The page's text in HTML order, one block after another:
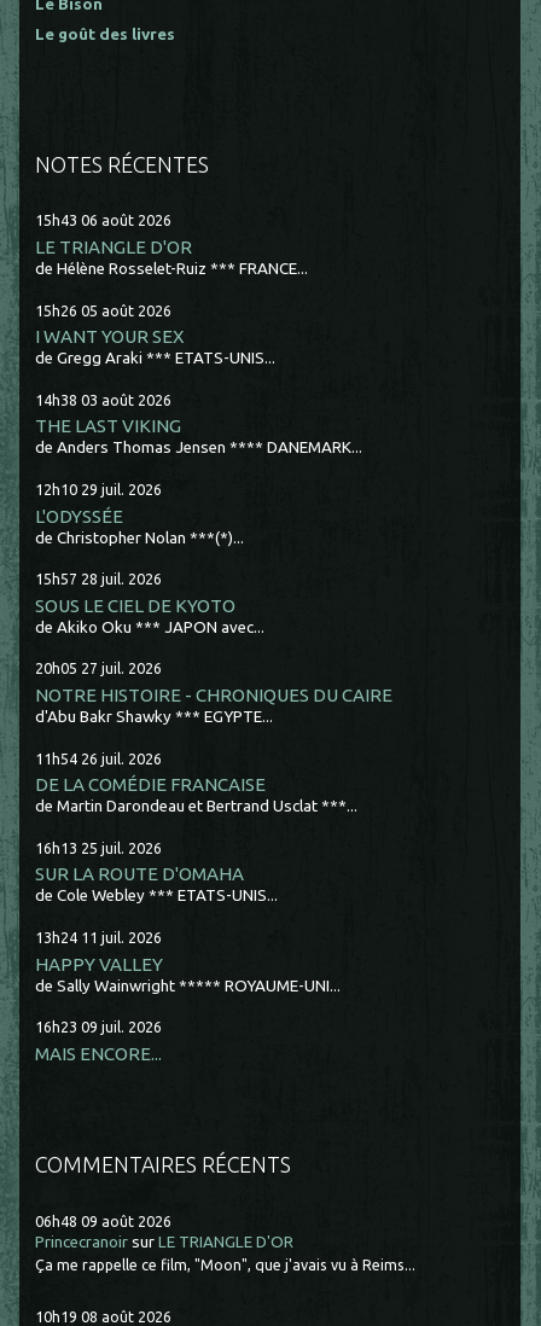
Le Bison
Le goût des livres
NOTES RÉCENTES
15h43 06 août 2026
LE TRIANGLE D'OR
de Hélène Rosselet-Ruiz *** FRANCE...
15h26 05 août 2026
I WANT YOUR SEX
de Gregg Araki *** ETATS-UNIS...
14h38 03 août 2026
THE LAST VIKING
de Anders Thomas Jensen **** DANEMARK...
12h10 29 juil. 2026
L'ODYSSÉE
de Christopher Nolan ***(*)...
15h57 28 juil. 2026
SOUS LE CIEL DE KYOTO
de Akiko Oku *** JAPON avec...
20h05 27 juil. 2026
NOTRE HISTOIRE - CHRONIQUES DU CAIRE
d'Abu Bakr Shawky *** EGYPTE...
11h54 26 juil. 2026
DE LA COMÉDIE FRANCAISE
de Martin Darondeau et Bertrand Usclat ***...
16h13 25 juil. 2026
SUR LA ROUTE D'OMAHA
de Cole Webley *** ETATS-UNIS...
13h24 11 juil. 2026
HAPPY VALLEY
de Sally Wainwright ***** ROYAUME-UNI...
16h23 09 juil. 2026
MAIS ENCORE...
COMMENTAIRES RÉCENTS
06h48 09 août 2026
Princecranoir surLE TRIANGLE D'OR
Ça me rappelle ce film, "Moon", que j'avais vu à Reims...
10h19 08 août 2026